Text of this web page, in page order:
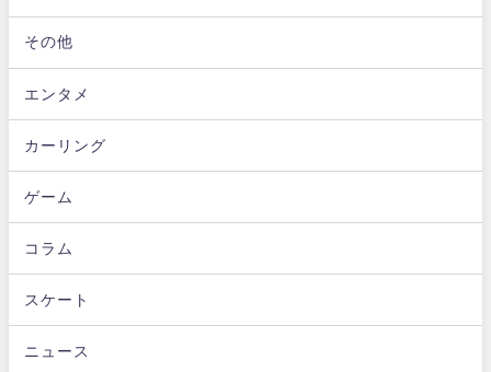
その他
エンタメ
カーリング
ゲーム
コラム
スケート
ニュース